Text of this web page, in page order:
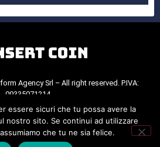
Agency Srl – All right reserved. P.IVA:
09335071214.
Policy
Privacy Policy.
essere sicuri che tu possa avere la
nostro sito. Se continui ad utilizzare
che tu ne sia felice.